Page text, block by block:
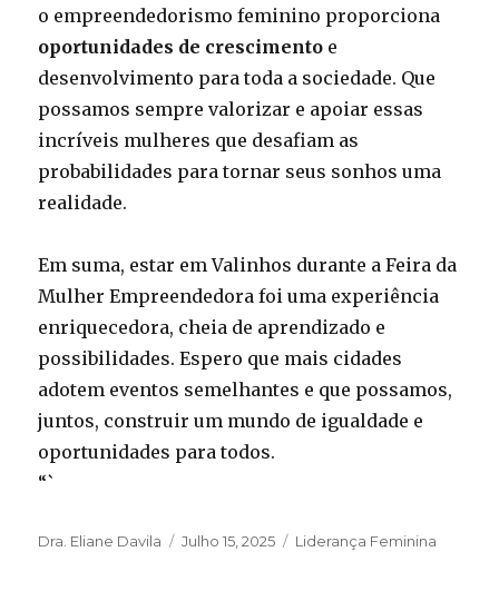
o empreendedorismo feminino proporciona
oportunidades de crescimento e
desenvolvimento para toda a sociedade. Que
possamos sempre valorizar e apoiar essas
incríveis mulheres que desafiam as
probabilidades para tornar seus sonhos uma
realidade.
Em suma, estar em Valinhos durante a Feira da
Mulher Empreendedora foi uma experiência
enriquecedora, cheia de aprendizado e
possibilidades. Espero que mais cidades
adotem eventos semelhantes e que possamos,
juntos, construir um mundo de igualdade e
oportunidades para todos.
“`
Autor
Dra. Eliane Davila
Publicado
Julho 15, 2025 Categorias
Liderança Feminina